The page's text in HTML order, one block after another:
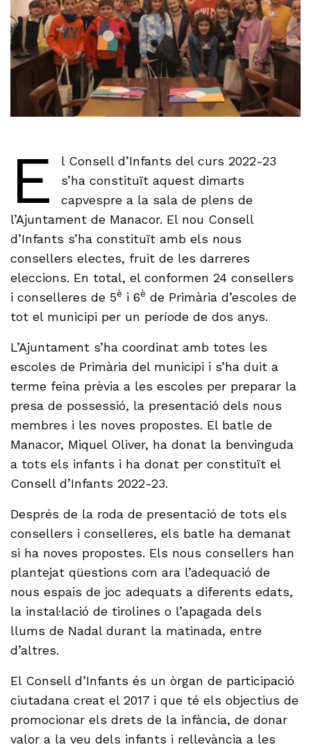
E
l Consell d’Infants del curs 2022-23
s’ha constituït aquest dimarts
capvespre a la sala de plens de
l’Ajuntament de Manacor. El nou Consell
d’Infants s’ha constituït amb els nous
consellers electes, fruit de les darreres
eleccions. En total, el conformen 24 consellers
i conselleres de 5è i 6è de Primària d’escoles de
tot el municipi per un període de dos anys.
L’Ajuntament s’ha coordinat amb totes les
escoles de Primària del municipi i s’ha duit a
terme feina prèvia a les escoles per preparar la
presa de possessió, la presentació dels nous
membres i les noves propostes. El batle de
Manacor, Miquel Oliver, ha donat la benvinguda
a tots els infants i ha donat per constituït el
Consell d’Infants 2022-23.
Després de la roda de presentació de tots els
consellers i conselleres, els batle ha demanat
si ha noves propostes. Els nous consellers han
plantejat qüestions com ara l’adequació de
nous espais de joc adequats a diferents edats,
la instal·lació de tirolines o l’apagada dels
llums de Nadal durant la matinada, entre
d’altres.
El Consell d’Infants és un òrgan de participació
ciutadana creat el 2017 i que té els objectius de
promocionar els drets de la infància, de donar
valor a la veu dels infants i rellevància a les